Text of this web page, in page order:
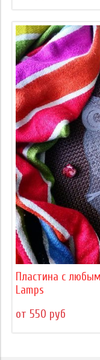
Пластина с
Lamps
от 550 руб